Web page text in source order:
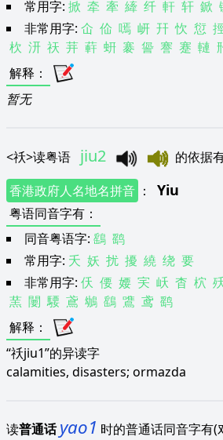
常用字: 掀 牵 牽 縴 纤 軒 轩 鍁
非常用字: 仚 佡 嘕 岍 幵 忺 愆
杴 汧 祆 茾 蓒 蚈 褰 諐 謇 蹇 轋
解释 ：
暂无
<祅>读粤语 jiu2 的依据
香港政府人名地名拼音 ： Yiu
粤语同音字有 ：
同音粤语字: 鷂 鹞
常用字: 夭 妖 扰 擾 繞 绕 要
非常用字: 仸 偠 婹 宎 岆 杳 柼
蓔 闄 騕 鳶 鴢 鷂 鷕 鸢 鹞
解释 ：
“祅jiu1”的异读字
calamities, disasters; ormazda
读普通话 yao1 时的普通话同音字有(